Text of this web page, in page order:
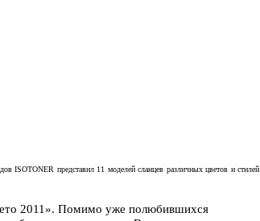
ISOTONER представил 11 моделей сланцев различных цветов и стилей.
2011». Помимо уже полюбившихся